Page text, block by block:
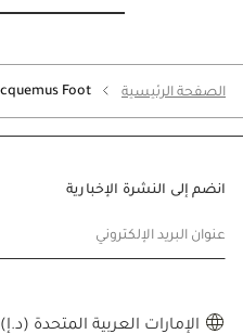
الصفحة الرئيسية Foot
انضم إلى النشرة الإخبارية
عنوان البريد الإلكتروني
الإمارات العربية المتحدة (د.إ)